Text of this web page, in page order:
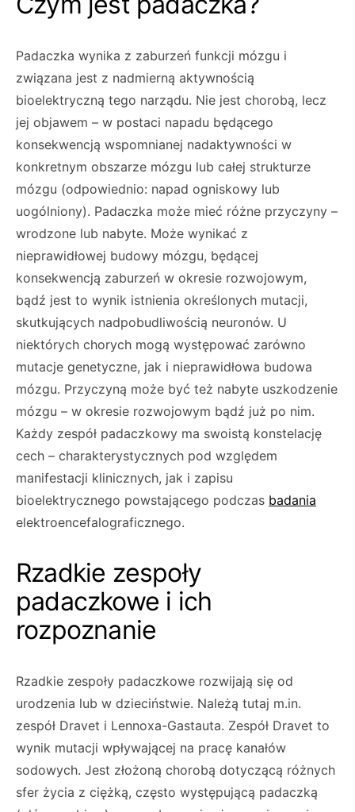
Padaczka wynika z zaburzeń funkcji mózgu i
związana jest z nadmierną aktywnością
bioelektryczną tego narządu. Nie jest chorobą, lecz
jej objawem – w postaci napadu będącego
konsekwencją wspomnianej nadaktywności w
konkretnym obszarze mózgu lub całej strukturze
mózgu (odpowiednio: napad ogniskowy lub
uogólniony). Padaczka może mieć różne przyczyny –
wrodzone lub nabyte. Może wynikać z
nieprawidłowej budowy mózgu, będącej
konsekwencją zaburzeń w okresie rozwojowym,
bądź jest to wynik istnienia określonych mutacji,
skutkujących nadpobudliwością neuronów. U
niektórych chorych mogą występować zarówno
mutacje genetyczne, jak i nieprawidłowa budowa
mózgu. Przyczyną może być też nabyte uszkodzenie
mózgu – w okresie rozwojowym bądź już po nim.
Każdy zespół padaczkowy ma swoistą konstelację
cech – charakterystycznych pod względem
manifestacji klinicznych, jak i zapisu
bioelektrycznego powstającego podczas badania
elektroencefalograficznego.
Rzadkie zespoły
padaczkowe i ich
rozpoznanie
Rzadkie zespoły padaczkowe rozwijają się od
urodzenia lub w dzieciństwie. Należą tutaj m.in.
zespół Dravet i Lennoxa-Gastauta. Zespół Dravet to
wynik mutacji wpływającej na pracę kanałów
sodowych. Jest złożoną chorobą dotyczącą różnych
sfer życia z ciężką, często występującą padaczką